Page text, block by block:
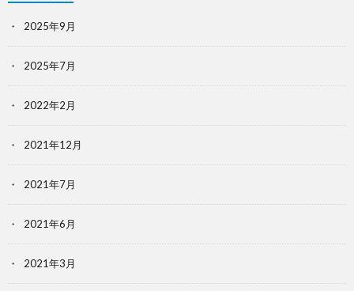
2025年9月
2025年7月
2022年2月
2021年12月
2021年7月
2021年6月
2021年3月